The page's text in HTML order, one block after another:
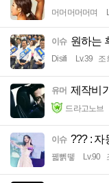
머머머머머며
이슈 원하는
Disifi Lv.39 조
유머 제작비
드라고노브
이슈 ??? : 자
꿻뻵뗗 Lv.90